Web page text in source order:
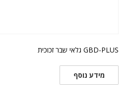
GBD-PLUS גלאי שבר זכוכית
מידע נוסף